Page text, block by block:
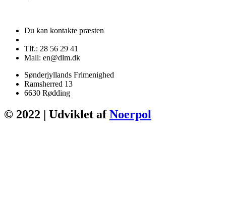
Du kan kontakte præsten
Tlf.: 28 56 29 41
Mail: en@dlm.dk
Sønderjyllands Frimenighed
Ramsherred 13
6630 Rødding
© 2022 | Udviklet afNoerpol